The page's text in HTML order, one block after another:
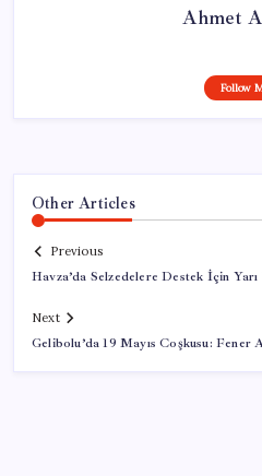
Ahmet
Follow
Other Articles
Previous
Havza’da Selzedelere Destek İçin
Next
Gelibolu’da 19 Mayıs Coşkusu: Fener